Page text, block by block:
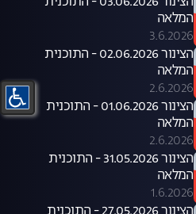
המלאה
3.6.2026
הצינור 02.06.2026 - התוכנית
המלאה
2.6.2026
הצינור 01.06.2026 - התוכנית
המלאה
2.6.2026
הצינור 31.05.2026 - התוכנית
המלאה
1.6.2026